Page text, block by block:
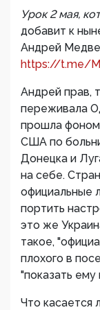
Урок 2 мая,
добавит к
Андрей
https://t.me/
Андрей прав,
переживала
прошла
США по
Донецка и
на себе.
официальные
портить
это же
такое,
плохого в
"показать
Что касается